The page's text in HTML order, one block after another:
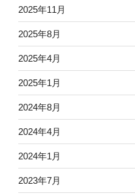
2025年11月
2025年8月
2025年4月
2025年1月
2024年8月
2024年4月
2024年1月
2023年7月